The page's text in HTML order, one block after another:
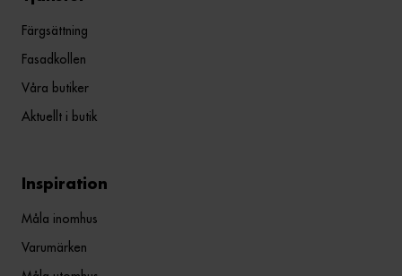
Färgsättning
Fasadkollen
Våra butiker
Aktuellt i butik
Inspiration
Måla inomhus
Varumärken